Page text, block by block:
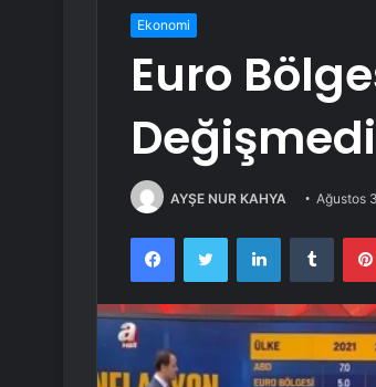
Ekonomi
Euro
Değişmedi
AYŞE NUR KAHYA Ağustos
FacebookTwitter LinkedIn